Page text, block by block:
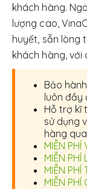
khách hàng.
lượng cao,
huyết, sẵn lòng
khách hàng, với
Bảo
luôn đầy
Hỗ trợ kĩ
sử dụng
hàng
MIỄN
MIỄN
MIỄN
MIỄN